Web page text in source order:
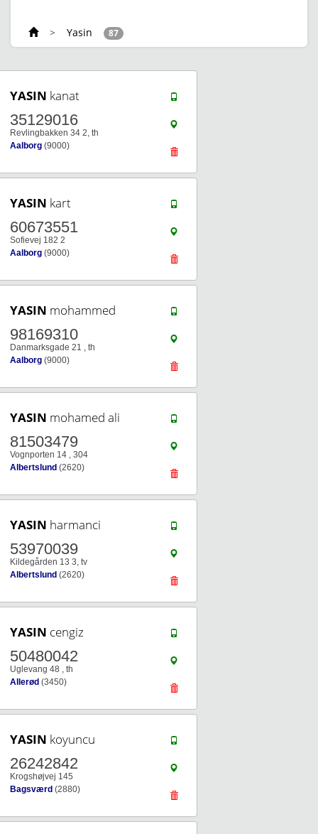
> Yasin 87
YASIN kanat
35129016
Revlingbakken 34 2, th
Aalborg (9000)
YASIN kart
60673551
Sofievej 182 2
Aalborg (9000)
YASIN mohammed
98169310
Danmarksgade 21 , th
Aalborg (9000)
YASIN mohamed ali
81503479
Vognporten 14 , 304
Albertslund (2620)
YASIN harmanci
53970039
Kildegården 13 3, tv
Albertslund (2620)
YASIN cengiz
50480042
Uglevang 48 , th
Allerød (3450)
YASIN koyuncu
26242842
Krogshøjvej 145
Bagsværd (2880)